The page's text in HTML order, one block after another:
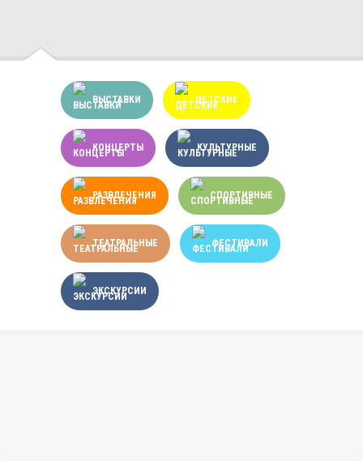
ВЫСТАВКИ ДЕТСКИЕ
КОНЦЕРТЫ КУЛЬТУРНЫЕ
РАЗВЛЕЧЕНИЯ СПОРТИВНЫЕ
ТЕАТРАЛЬНЫЕ ФЕСТИВАЛИ
ЭКСКУРСИИ